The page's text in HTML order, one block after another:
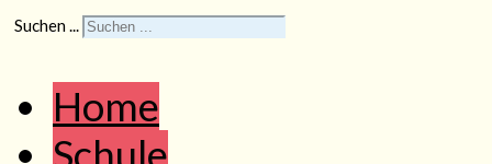
Suchen ...
Home
Schule